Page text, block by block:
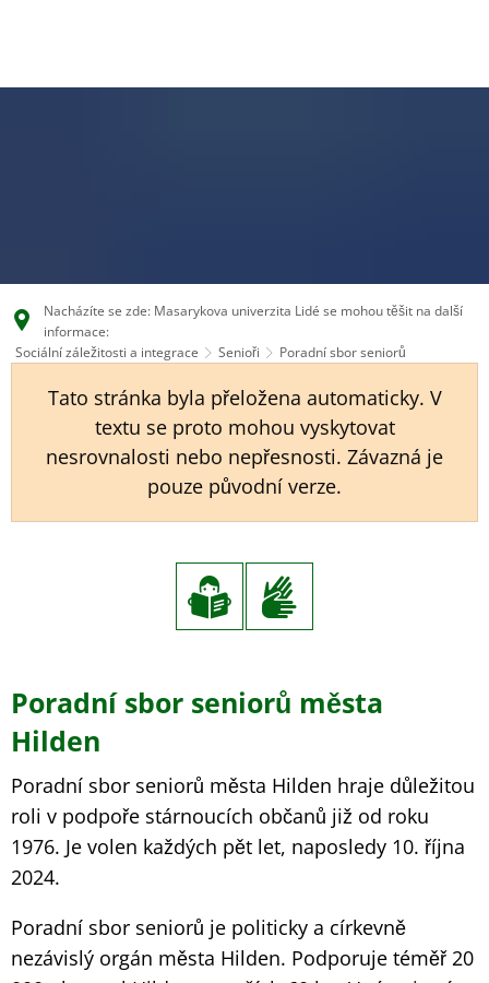
CS
Nacházíte se zde: Masarykova univerzita Lidé se mohou těšit na další
informace:
Sociální záležitosti a integrace
Senioři Poradní sbor seniorů
Tato stránka byla přeložena automaticky. V
textu se proto mohou vyskytovat
nesrovnalosti nebo nepřesnosti. Závazná je
pouze původní verze.
Poradní sbor seniorů města
Hilden
Poradní sbor seniorů města Hilden hraje důležitou
roli v podpoře stárnoucích občanů již od roku
1976. Je volen každých pět let, naposledy 10. října
2024.
Poradní sbor seniorů je politicky a církevně
nezávislý orgán města Hilden. Podporuje téměř 20